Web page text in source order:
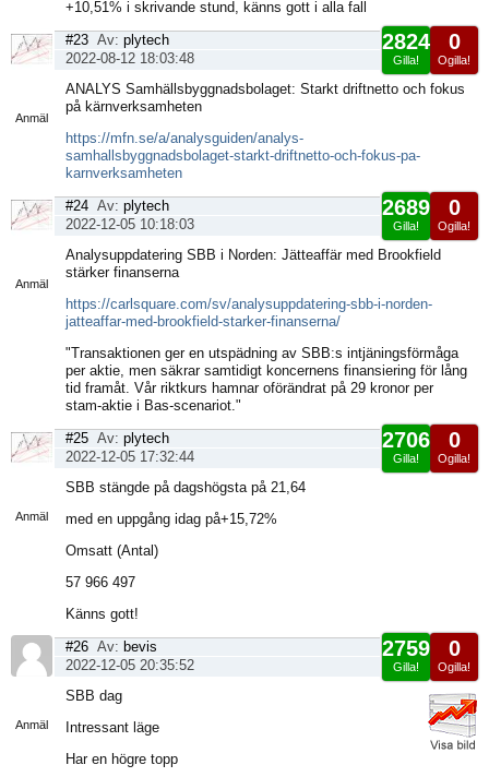
+10,51% i skrivande stund, känns gott i alla fall
Anmäl
0
Ogilla!
2824
Gilla!
#23 Av: plytech
2022-08-12 18:03:48
ANALYS Samhällsbyggnadsbolaget: Starkt driftnetto och fokus
på kärnverksamheten
https://mfn.se/a/analysguiden/analys-
samhallsbyggnadsbolaget-starkt-driftnetto-och-fokus-pa-
karnverksamheten
Anmäl
0
Ogilla!
2689
Gilla!
#24 Av: plytech
2022-12-05 10:18:03
Analysuppdatering SBB i Norden: Jätteaffär med Brookfield
stärker finanserna
https://carlsquare.com/sv/analysuppdatering-sbb-i-norden-
jatteaffar-med-brookfield-starker-finanserna/
"Transaktionen ger en utspädning av SBB:s intjäningsförmåga
per aktie, men säkrar samtidigt koncernens finansiering för lång
tid framåt. Vår riktkurs hamnar oförändrat på 29 kronor per
stam-aktie i Bas-scenariot."
Anmäl
0
Ogilla!
2706
Gilla!
#25 Av: plytech
2022-12-05 17:32:44
SBB stängde på dagshögsta på 21,64
med en uppgång idag på+15,72%
Omsatt (Antal)
57 966 497
Känns gott!
Anmäl
0
Ogilla!
2759
Gilla!
#26 Av: bevis
2022-12-05 20:35:52
SBB dag
Intressant läge
Har en högre topp